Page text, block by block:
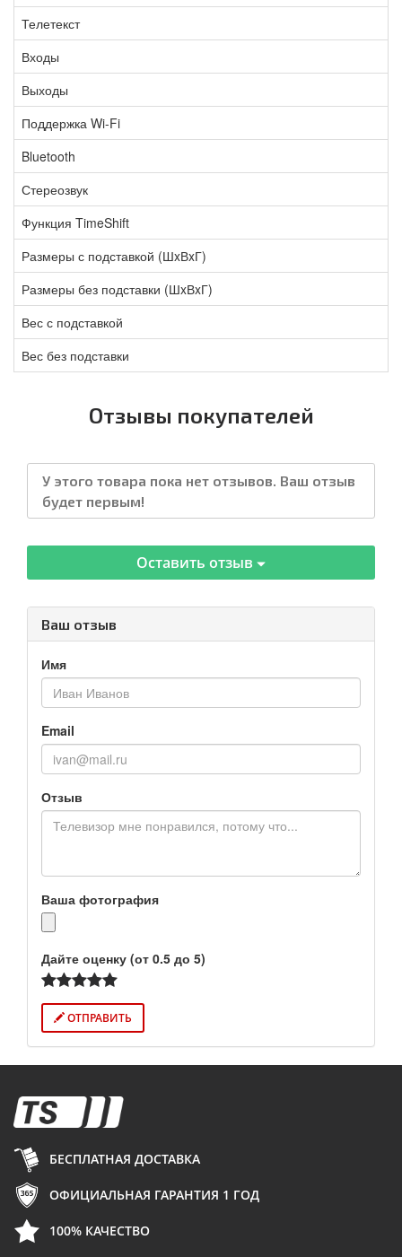
Телетекст
Входы
Выходы
Поддержка Wi-Fi
Bluetooth
Стереозвук
Функция TimeShift
Размеры с подставкой (ШxВxГ)
Размеры без подставки (ШxВxГ)
Вес с подставкой
Вес без подставки
Отзывы покупателей
У этого товара пока нет отзывов. Ваш отзыв
будет первым!
Оставить отзыв
Ваш отзыв
Имя
Email
Отзыв
Ваша фотография
Дайте оценку (от 0.5 до 5)
ОТПРАВИТЬ
БЕСПЛАТНАЯ ДОСТАВКА
ОФИЦИАЛЬНАЯ ГАРАНТИЯ 1 ГОД
100% КАЧЕСТВО